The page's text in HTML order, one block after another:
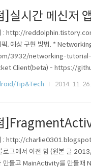
]실시간 메신저
: http://
픽, 예상 구현 방법. *
3932/networking-
Client(beta) - https://
Tip&Tech
2014. 11.
: http://
로그에서 이전 함 (원본 글
만들고 MainActivity를 만들